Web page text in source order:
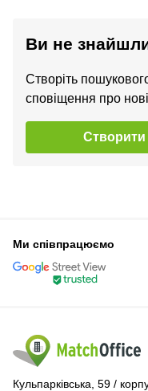
Ви не
Створіть
сповіщення про
Ми співпрацюємо
Кульпарківська, 59 /